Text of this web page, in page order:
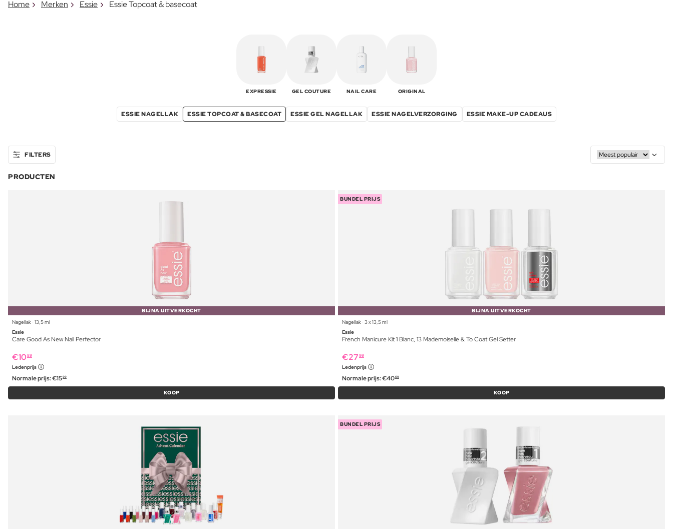
Home Merken Essie Essie Topcoat & basecoat
EXPRESSIE GEL COUTURE NAIL CARE ORIGINAL
ESSIE NAGELLAK ESSIE TOPCOAT & BASECOAT ESSIE GEL NAGELLAK ESSIE NAGELVERZORGING ESSIE MAKE-UP CADEAUS
FILTERS
PRODUCTEN
BIJNA UITVERKOCHT
Nagellak ⋅ 13,5 ml
Essie
Care Good As New Nail Perfector
€1089
Ledenprijs
Normale prijs:€1599
KOOP
BUNDEL PRIJS
BIJNA UITVERKOCHT
Nagellak ⋅ 3 x 13,5 ml
Essie
French Manicure Kit 1 Blanc, 13 Mademoiselle & To Coat Gel Setter
€27 99
Ledenprijs
Normale prijs:€4069
KOOP
BUNDEL PRIJS